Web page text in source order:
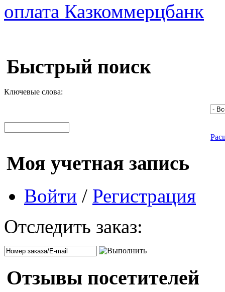
Быстрый поиск
Ключевые слова:
Моя учетная запись
Войти / Регистрация
Отследить заказ:
Отзывы посетителей